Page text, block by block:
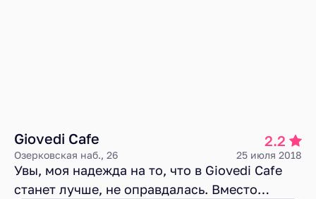
Giovedi Cafe 2.2
Озерковская наб., 26 25 июля 2018
Увы, моя надежда на то, что в Giovedi Cafe
станет лучше, не оправдалась. Вместо